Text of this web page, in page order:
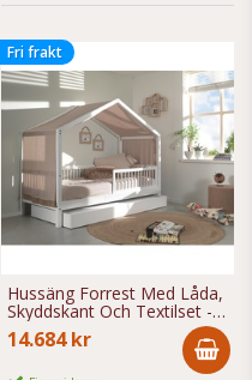
Fri frakt
Hussäng Forrest Med Låda,
Skyddskant Och Textilset -
90x200 Cm - Vit
14.684 kr